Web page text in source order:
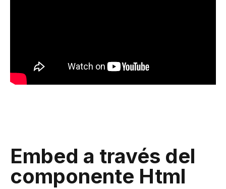
Embed a través del
componente Html